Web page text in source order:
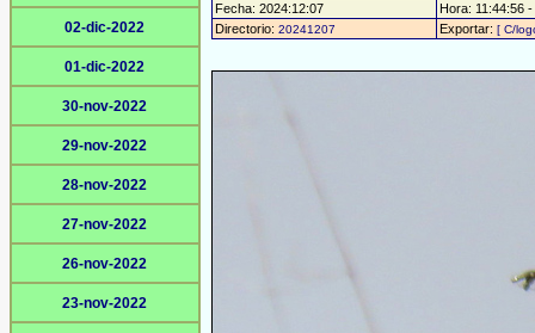
02-dic-2022
01-dic-2022
30-nov-2022
29-nov-2022
28-nov-2022
27-nov-2022
26-nov-2022
23-nov-2022
Fecha: 2024:12:07
Hora: 11:44:56
Directorio: 20241207 Exportar: [ C/